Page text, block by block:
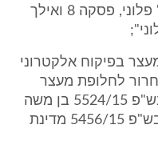
בש"פ 5285/15 מדינת ישראל נ' פלוני, פסקה 8 ואילך
בפיקוח אלקטרוני
לחלופת מעצר
לבין מעצר עד תום ההליכים – בש"פ 5524/15 בן משה
נ' מדינת ישראל (19.08.2015); בש"פ 5456/15 מדינת